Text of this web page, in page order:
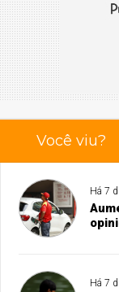
Você viu?
Há 7
Há 7